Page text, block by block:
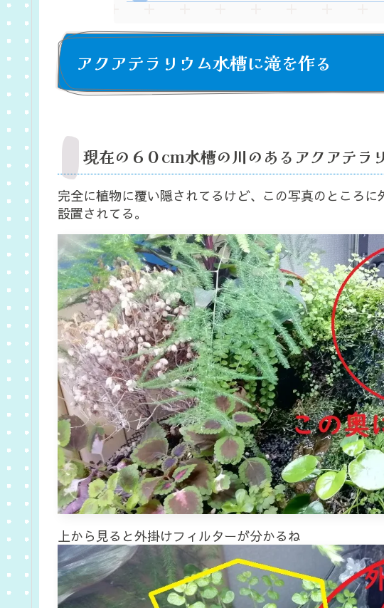
アクアテラリウム水槽に滝を作る
現在の６０cm水槽の川のあるアクアテラ
完全に植物に覆い隠されてるけど、この写真のところ
設置されてる。
上から見ると外掛けフィルターが分かるね